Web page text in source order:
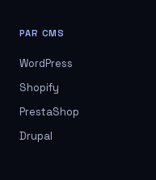
PAR CMS
WordPress
Shopify
PrestaShop
Drupal